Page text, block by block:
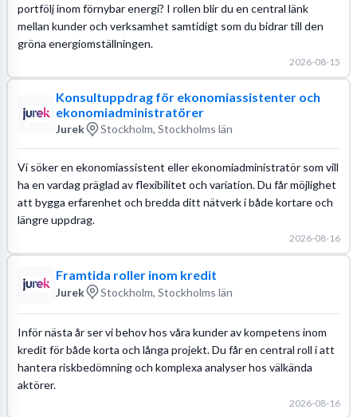
portfölj inom förnybar energi? I rollen blir du en central länk
mellan kunder och verksamhet samtidigt som du bidrar till den
gröna energiomställningen.
2026-08-15
Konsultuppdrag för ekonomiassistenter och
ekonomiadministratörer
Jurek Stockholm, Stockholms län
Vi söker en ekonomiassistent eller ekonomiadministratör som vill
ha en vardag präglad av flexibilitet och variation. Du får möjlighet
att bygga erfarenhet och bredda ditt nätverk i både kortare och
längre uppdrag.
2026-08-16
Framtida roller inom kredit
Jurek Stockholm, Stockholms län
Inför nästa år ser vi behov hos våra kunder av kompetens inom
kredit för både korta och långa projekt. Du får en central roll i att
hantera riskbedömning och komplexa analyser hos välkända
aktörer.
2026-08-16